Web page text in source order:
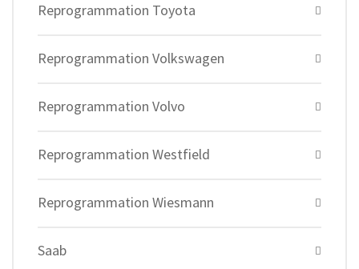
Reprogrammation Toyota
Reprogrammation Volkswagen
Reprogrammation Volvo
Reprogrammation Westfield
Reprogrammation Wiesmann
Saab